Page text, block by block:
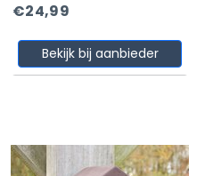
€24,99
Bekijk bij aanbieder